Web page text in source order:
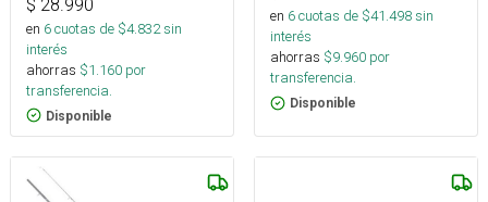
$ 28.990
en 6cuotas de $4.832sin
interés
ahorras $1.160 por
transferencia.
Disponible
en 6cuotas de $41.498sin
interés
ahorras $9.960 por
transferencia.
Disponible